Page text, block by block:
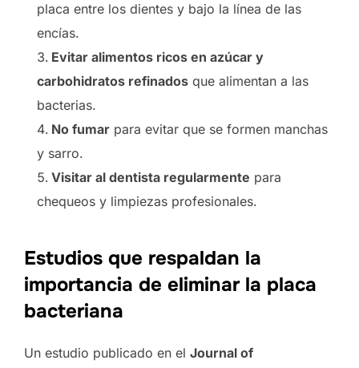
placa entre los dientes y bajo la línea de las
encías.
Evitar alimentos ricos en azúcar y
carbohidratos refinados que alimentan a las
bacterias.
No fumar para evitar que se formen manchas
y sarro.
Visitar al dentista regularmente para
chequeos y limpiezas profesionales.
Estudios que respaldan la
importancia de eliminar la placa
bacteriana
Un estudio publicado en el Journal of